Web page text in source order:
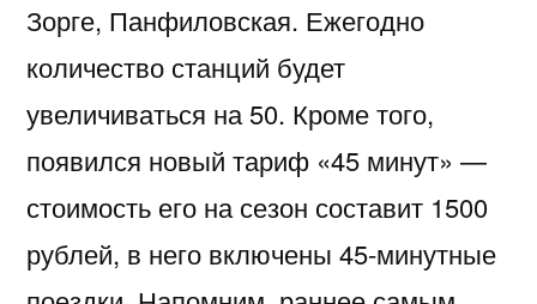
Зорге, Панфиловская. Ежегодно
количество станций будет
увеличиваться на 50. Кроме того,
появился новый тариф «45 минут» —
стоимость его на сезон составит 1500
рублей, в него включены 45-минутные